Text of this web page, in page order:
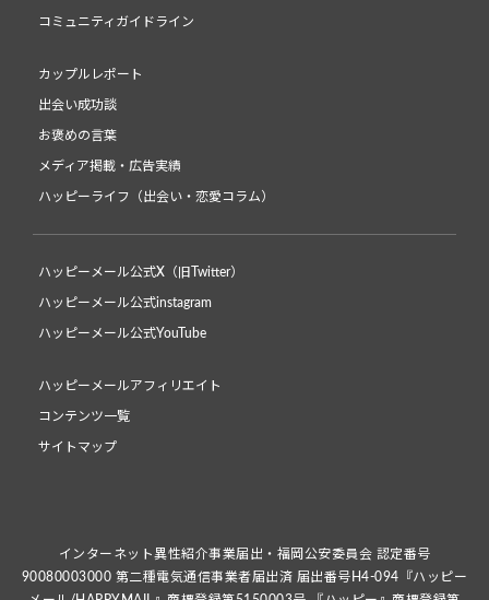
コミュニティガイドライン
カップルレポート
出会い成功談
お褒めの言葉
メディア掲載・広告実績
ハッピーライフ（出会い・恋愛コラム）
ハッピーメール公式X（旧Twitter）
ハッピーメール公式instagram
ハッピーメール公式YouTube
ハッピーメールアフィリエイト
コンテンツ一覧
サイトマップ
インターネット異性紹介事業届出・福岡公安委員会 認定番号
90080003000 第二種電気通信事業者届出済 届出番号H4-094『ハッピー